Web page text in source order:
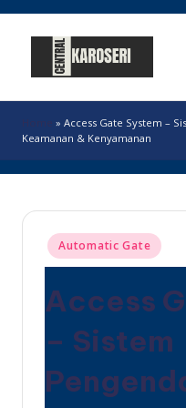
content
t
r
K
» Access Gate System –
Keamanan & Kenyamanan
Posted
in
Automatic Gate
Access
– Sistem